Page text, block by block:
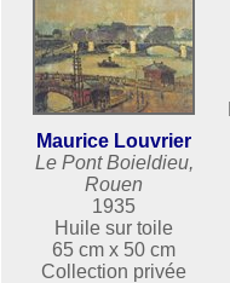
Maurice Louvrier
Le Pont Boieldieu,
Rouen
1935
Huile sur toile
65 cm x 50 cm
Collection privée